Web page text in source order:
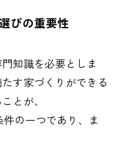
びの重要性
知識を必要としま
す家づくりができる
とが、
の一つであり、ま